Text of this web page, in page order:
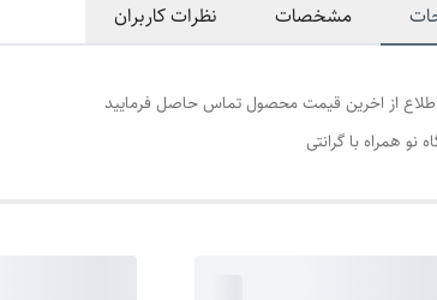
مشخصات نظرات کاربران
از اخرین قیمت محصول تماس حاصل فرمایید
نو همراه با گرانتی